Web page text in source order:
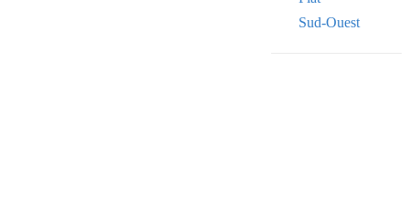
Sud-Ouest